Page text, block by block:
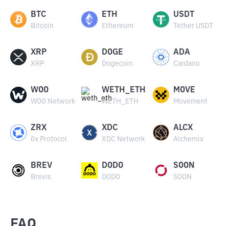
BTC
Bitcoin
ETH
Ethereum
USDT
Tether USDT
XRP
XRP
DOGE
Dogecoin
ADA
Cardano
WOO
WOO Network
WETH_ETH
WETH_ETH
MOVE
Movement
ZRX
0x Protocol
XDC
XDC Network
ALCX
Alchemix
BREV
Brevis
DODO
DODO
SOON
SOON